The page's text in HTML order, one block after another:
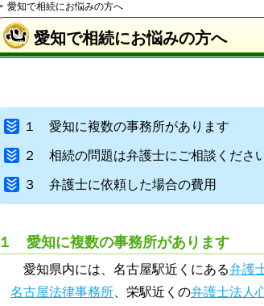
愛知で相続にお悩みの方へ
愛知で相続にお悩みの方へ
１ 愛知に複数の事務所があります
２ 相続の問題は弁護士にご相談くださ
３ 弁護士に依頼した場合の費用
１ 愛知に複数の事務所があります
愛知県内には、名古屋駅近くにある弁護
名古屋法律事務所 、栄駅近くの弁護士法人